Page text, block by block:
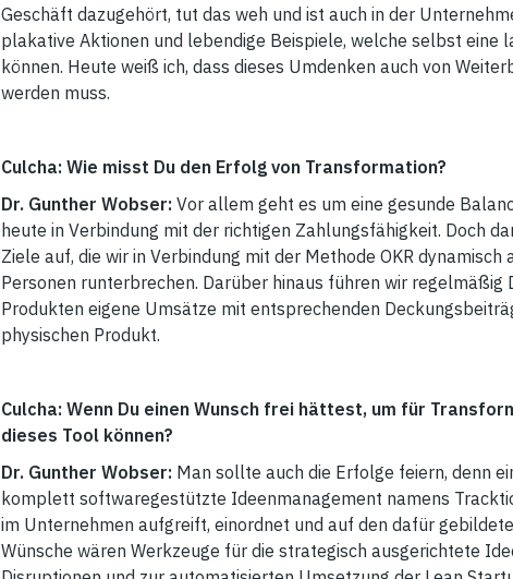
Geschäft dazugehört, tut das weh und ist auch in der
plakative Aktionen und lebendige Beispiele, welche selbst
können. Heute weiß ich, dass dieses Umdenken auch von
werden muss.
Culcha: Wie misst Du den Erfolg von Transformation?
Dr. Gunther Wobser: Vor allem geht es um eine gesunde
heute in Verbindung mit der richtigen Zahlungsfähigkeit. Doch
Ziele auf, die wir in Verbindung mit der Methode OKR
Personen runterbrechen. Darüber hinaus führen wir
Produkten eigene Umsätze mit entsprechenden
physischen Produkt.
Culcha: Wenn Du einen Wunsch frei hättest, um für
dieses Tool können?
Dr. Gunther Wobser: Man sollte auch die Erfolge feiern, denn
komplett softwaregestützte Ideenmanagement namens
im Unternehmen aufgreift, einordnet und auf den dafür
Wünsche wären Werkzeuge für die strategisch ausgerichtete